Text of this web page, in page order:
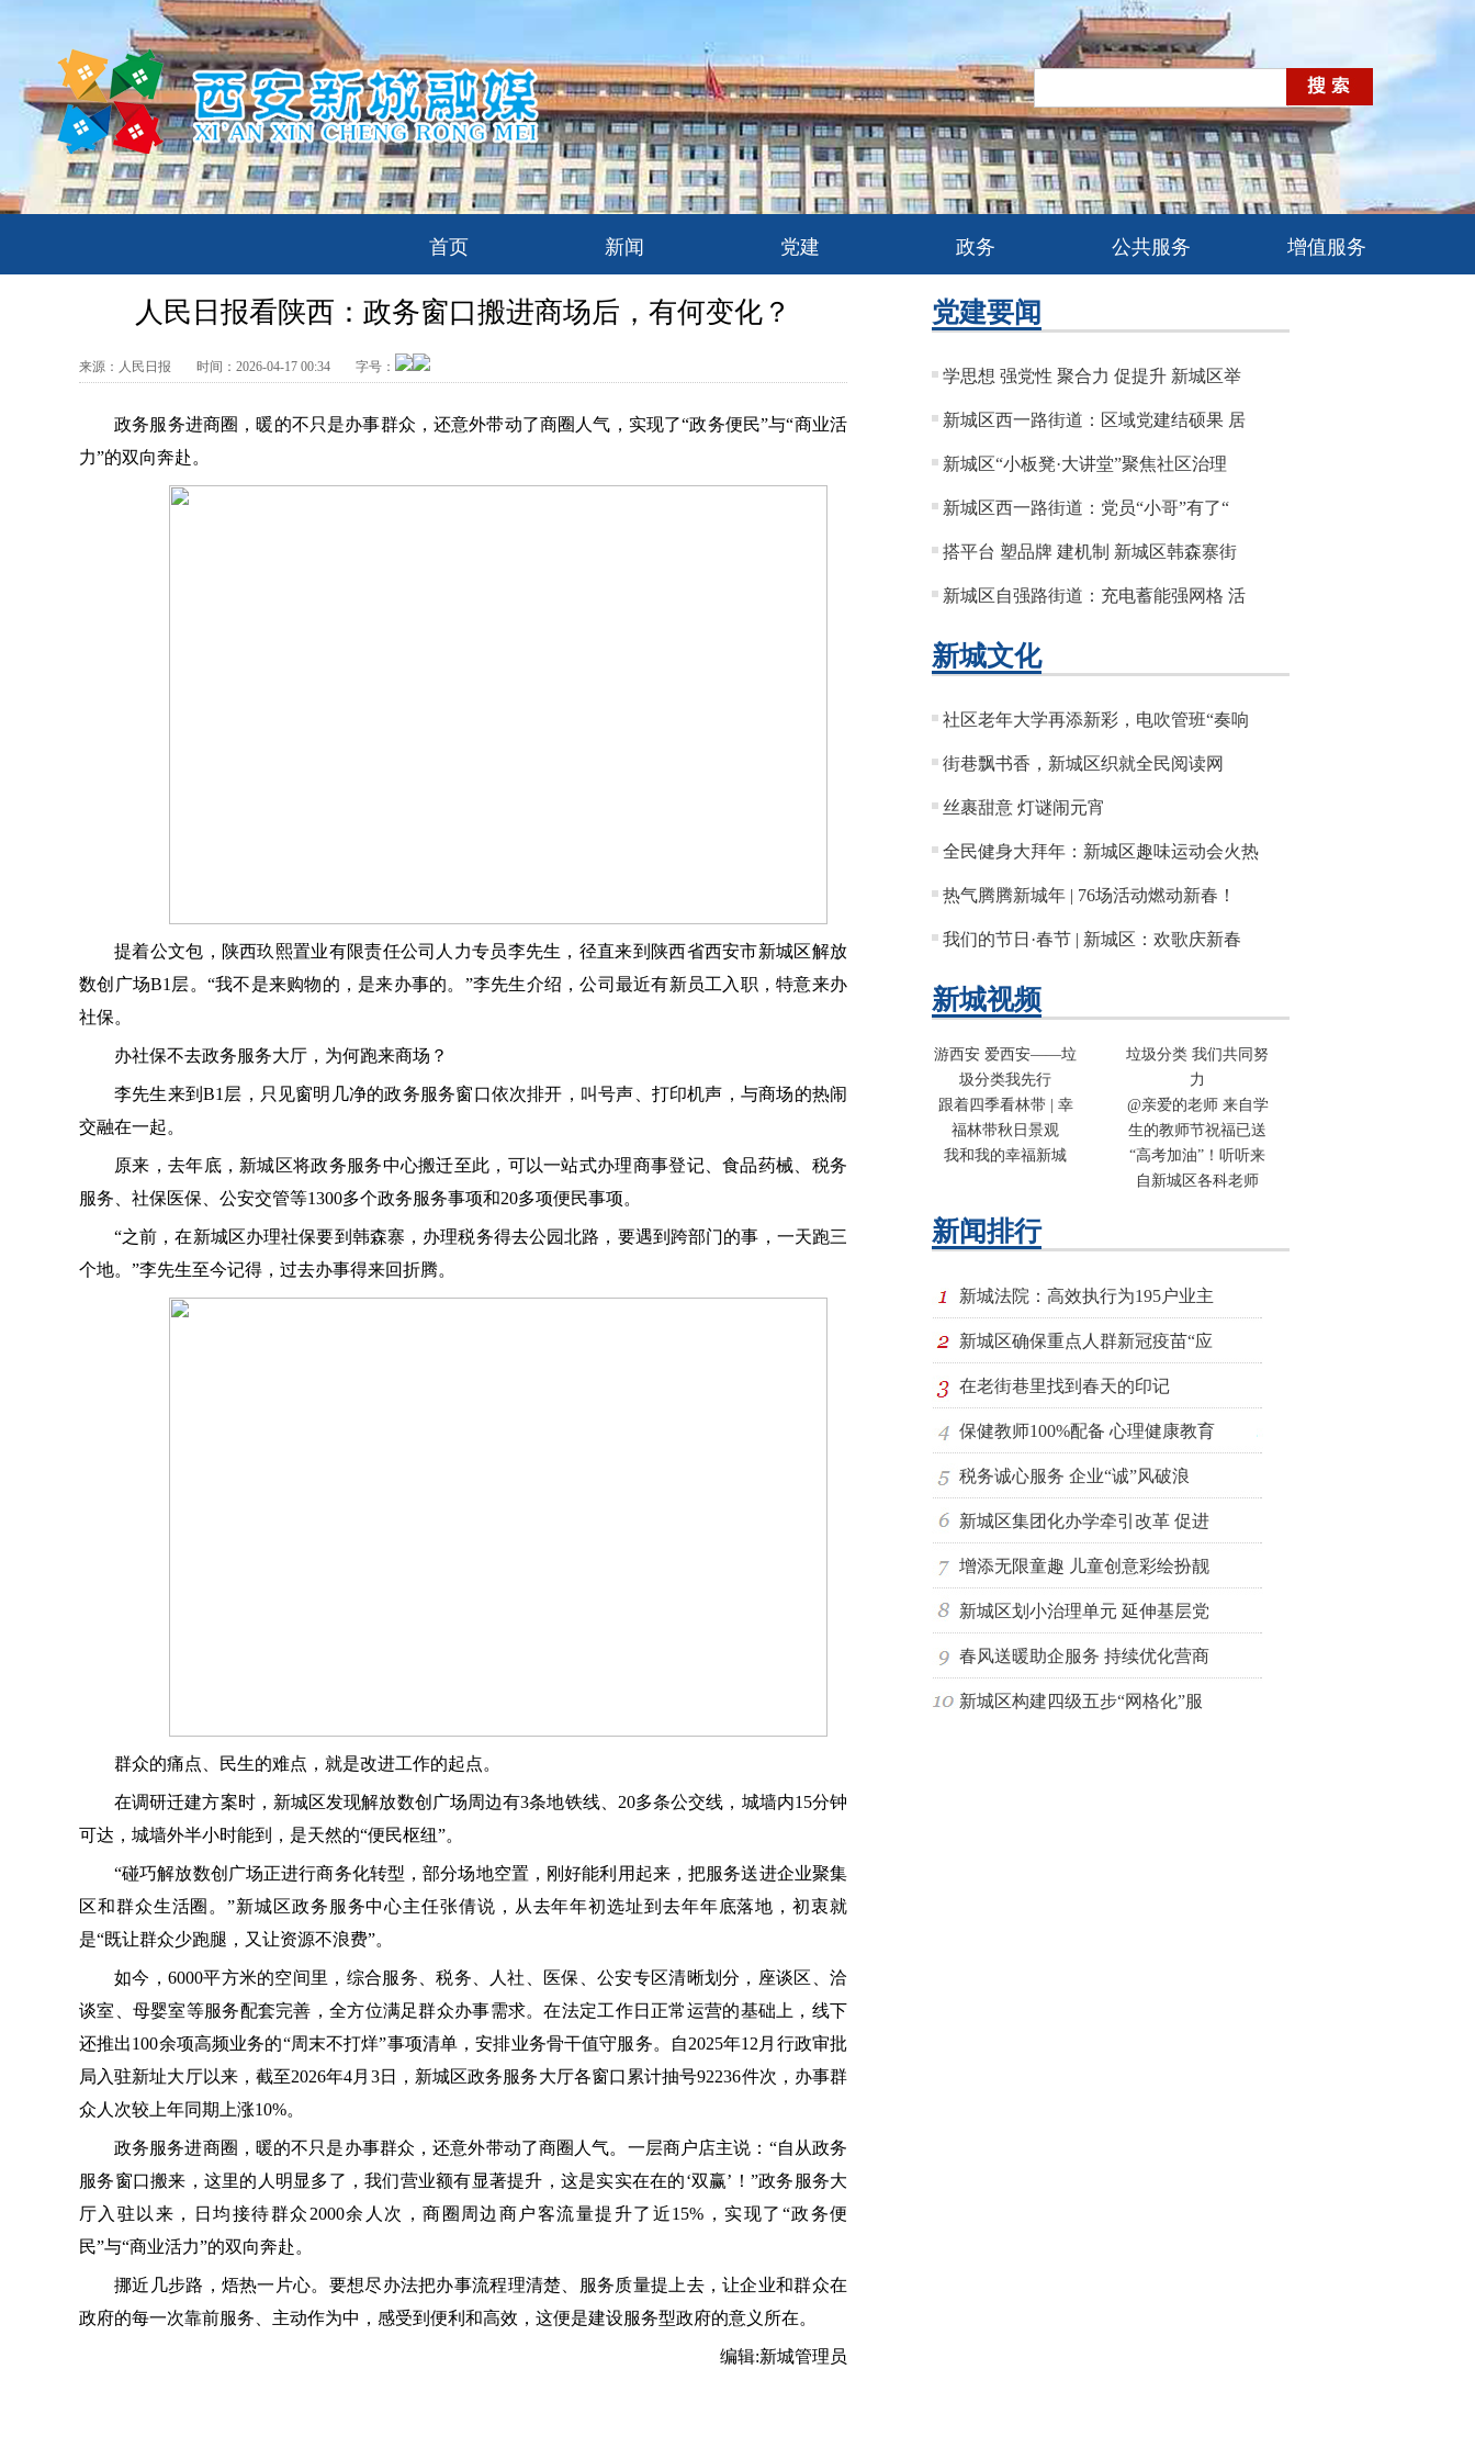
首页 新闻 党建 政务 公共服务 增值服务
人民日报看陕西：政务窗口搬进商场后，有何变化？
来源： 人民日报 时间： 2026-04-17 00:34 字号：
政务服务进商圈，暖的不只是办事群众，还意外带动了商圈人气，实现了“政务便民”与“商业活
力”的双向奔赴。
提着公文包，陕西玖熙置业有限责任公司人力专员李先生，径直来到陕西省西安市新城区解放
数创广场B1层。“我不是来购物的，是来办事的。”李先生介绍，公司最近有新员工入职，特意来办
社保。
办社保不去政务服务大厅，为何跑来商场？
李先生来到B1层，只见窗明几净的政务服务窗口依次排开，叫号声、打印机声，与商场的热闹
交融在一起。
原来，去年底，新城区将政务服务中心搬迁至此，可以一站式办理商事登记、食品药械、税务
服务、社保医保、公安交管等1300多个政务服务事项和20多项便民事项。
“之前，在新城区办理社保要到韩森寨，办理税务得去公园北路，要遇到跨部门的事，一天跑三
个地。”李先生至今记得，过去办事得来回折腾。
群众的痛点、民生的难点，就是改进工作的起点。
在调研迁建方案时，新城区发现解放数创广场周边有3条地铁线、20多条公交线，城墙内15分钟
可达，城墙外半小时能到，是天然的“便民枢纽”。
“碰巧解放数创广场正进行商务化转型，部分场地空置，刚好能利用起来，把服务送进企业聚集
区和群众生活圈。”新城区政务服务中心主任张倩说，从去年年初选址到去年年底落地，初衷就
是“既让群众少跑腿，又让资源不浪费”。
如今，6000平方米的空间里，综合服务、税务、人社、医保、公安专区清晰划分，座谈区、洽
谈室、母婴室等服务配套完善，全方位满足群众办事需求。在法定工作日正常运营的基础上，线下
还推出100余项高频业务的“周末不打烊”事项清单，安排业务骨干值守服务。自2025年12月行政审批
局入驻新址大厅以来，截至2026年4月3日，新城区政务服务大厅各窗口累计抽号92236件次，办事群
众人次较上年同期上涨10%。
政务服务进商圈，暖的不只是办事群众，还意外带动了商圈人气。一层商户店主说：“自从政务
服务窗口搬来，这里的人明显多了，我们营业额有显著提升，这是实实在在的‘双赢’！”政务服务大
厅入驻以来，日均接待群众2000余人次，商圈周边商户客流量提升了近15%，实现了“政务便
民”与“商业活力”的双向奔赴。
挪近几步路，焐热一片心。要想尽办法把办事流程理清楚、服务质量提上去，让企业和群众在
政府的每一次靠前服务、主动作为中，感受到便利和高效，这便是建设服务型政府的意义所在。
编辑:新城管理员
党建要闻
学思想 强党性 聚合力 促提升 新城区举
新城区西一路街道：区域党建结硕果 居
新城区“小板凳·大讲堂”聚焦社区治理
新城区西一路街道：党员“小哥”有了“
搭平台 塑品牌 建机制 新城区韩森寨街
新城区自强路街道：充电蓄能强网格 活
新城文化
社区老年大学再添新彩，电吹管班“奏响
街巷飘书香，新城区织就全民阅读网
丝裹甜意 灯谜闹元宵
全民健身大拜年：新城区趣味运动会火热
热气腾腾新城年 | 76场活动燃动新春！
我们的节日·春节 | 新城区：欢歌庆新春
新城视频
游西安 爱西安——垃
圾分类我先行
垃圾分类 我们共同努
力
跟着四季看林带 | 幸
福林带秋日景观
@亲爱的老师 来自学
生的教师节祝福已送
我和我的幸福新城
“高考加油”！听听来
自新城区各科老师
新闻排行
新城法院：高效执行为195户业主
新城区确保重点人群新冠疫苗“应
在老街巷里找到春天的印记
保健教师100%配备 心理健康教育
税务诚心服务 企业“诚”风破浪
新城区集团化办学牵引改革 促进
增添无限童趣 儿童创意彩绘扮靓
新城区划小治理单元 延伸基层党
春风送暖助企服务 持续优化营商
新城区构建四级五步“网格化”服